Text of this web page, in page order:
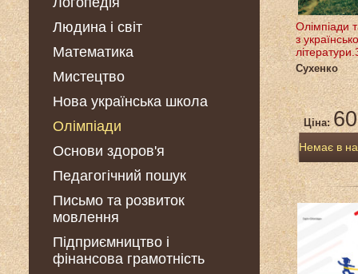
Людина і світ
Математика
Мистецтво
Нова українська школа
Олімпіади
Основи здоров'я
Педагогічний пошук
Письмо та розвиток
мовлення
Підприємництво і
фінансова грамотність
Олімпіади
з
Сухенко
Ціна:
Немає в